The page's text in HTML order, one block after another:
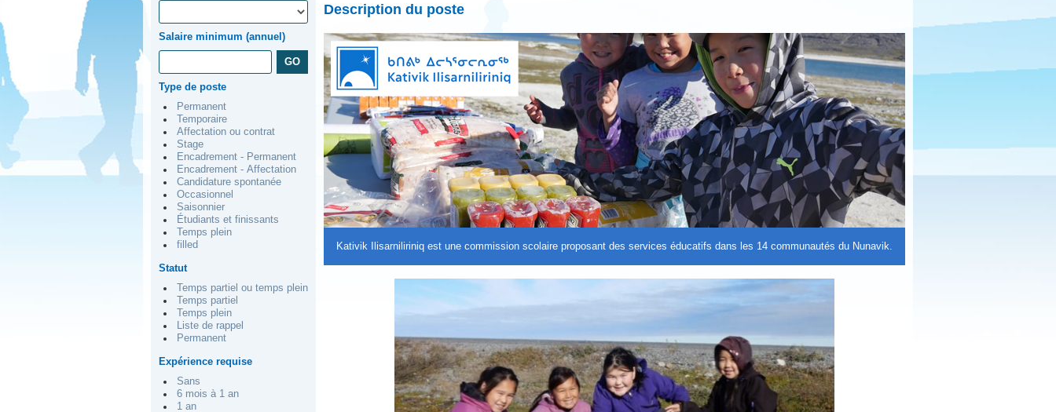
Salaire minimum (annuel)
Type de poste
Permanent
Temporaire
Affectation ou contrat
Stage
Encadrement - Permanent
Encadrement - Affectation
Candidature spontanée
Occasionnel
Saisonnier
Étudiants et finissants
Temps plein
filled
Statut
Temps partiel ou temps plein
Temps partiel
Temps plein
Liste de rappel
Permanent
Expérience requise
Sans
6 mois à 1 an
1 an
Description du poste
Kativik Ilisarniliriniq est une commission scolaire proposant des services éducatifs dans les 14 communautés du Nunavik.